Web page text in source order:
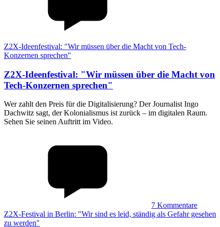
Z2X-Ideenfestival: "Wir müssen über die Macht von Tech-
Konzernen sprechen"
Z2X-Ideenfestival: "Wir müssen über die Macht von
Tech-Konzernen sprechen"
Wer zahlt den Preis für die Digitalisierung? Der Journalist Ingo
Dachwitz sagt, der Kolonialismus ist zurück – im digitalen Raum.
Sehen Sie seinen Auftritt im Video.
7 Kommentare
Z2X-Festival in Berlin: "Wir sind es leid, ständig als Gefahr gesehen
zu werden"